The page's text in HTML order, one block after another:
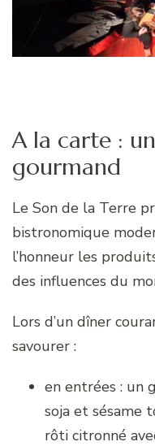
A la carte :
gourmand
Le Son de la Terre
bistronomique
l’honneur les
des influences du
Lors d’un dîner
savourer :
en entrées : un
soja et sésame
rôti citronné